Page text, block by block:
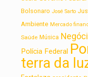
Bolsonaro José Sarto
Ambiente Mercado
Saúde Música
Polícia Federal
terra da